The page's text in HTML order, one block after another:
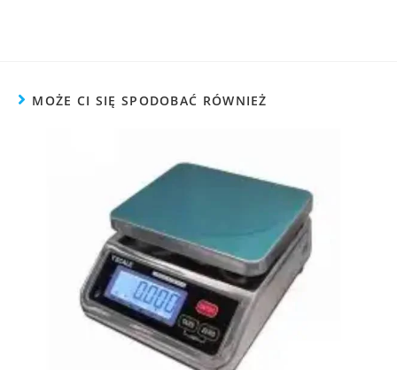
MOŻE CI SIĘ SPODOBAĆ RÓWNIEŻ